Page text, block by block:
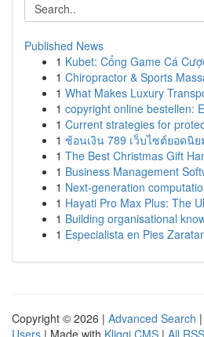
Published News
1 Kubet: Cổng Game Cá
1 Chiropractor & Sports
1 What Makes Luxury
1 copyright online bestellen:
1 Current strategies for
1 ช้อนเงิน 789 เว็บไซต์ยอดนิ
1 The Best Christmas Gift
1 Business Management
1 Next-generation
1 Hayati Pro Max Plus: The
1 Building organisational
1 Especialista en Pies
Copyright © 2026 | Advanced Search |
Users | Made with Kliqqi CMS | All